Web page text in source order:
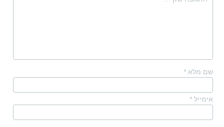
שם מלא *
אימייל *